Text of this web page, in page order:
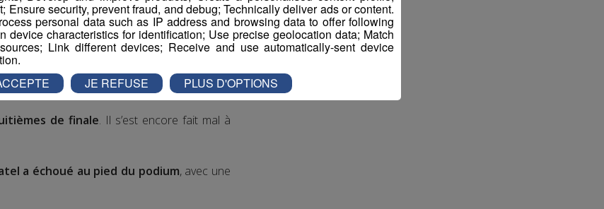
de finale. Il s’est encore fait mal à
a échoué au pied du podium, avec une
Ensure security, prevent fraud, and debug; Technically deliver ads or content.
personal data such as IP address and browsing data to offer following
device characteristics for identification; Use precise geolocation data; Match
Link different devices; Receive and use automatically-sent device
JE REFUSE PLUS D'OPTIONS